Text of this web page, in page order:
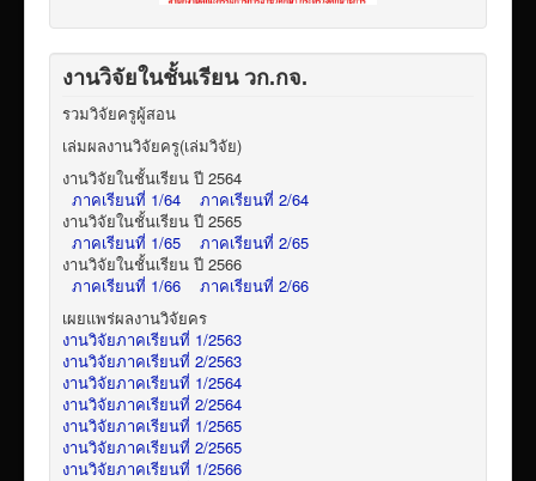
งานวิจัยในชั้นเรียน วก.กจ.
รวมวิจัยครูผู้สอน
เล่มผลงานวิจัยครู(เล่มวิจัย)
งานวิจัยในชั้นเรียน ปี 2564
ภาคเรียนที่ 1/64
ภาคเรียนที่ 2/64
งานวิจัยในชั้นเรียน ปี 2565
ภาคเรียนที่ 1/65
ภาคเรียนที่ 2/65
งานวิจัยในชั้นเรียน ปี 2566
ภาคเรียนที่ 1/66
ภาคเรียนที่ 2/66
เผยแพร่ผลงานวิจัยคร
งานวิจัยภาคเรียนที่ 1/2563
งานวิจัยภาคเรียนที่ 2/2563
งานวิจัยภาคเรียนที่ 1/2564
งานวิจัยภาคเรียนที่ 2/2564
งานวิจัยภาคเรียนที่ 1/2565
งานวิจัยภาคเรียนที่ 2/2565
งานวิจัยภาคเรียนที่ 1/2566